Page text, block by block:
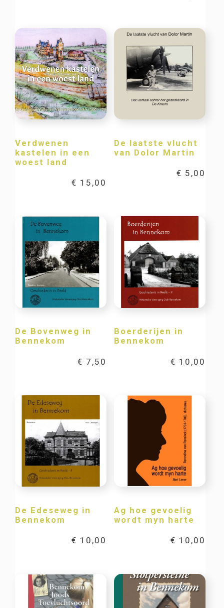
Verdwenen
kastelen in een
woest land
€ 15,00
De laatste vlucht
van Dolor Martin
€ 5,00
De Bovenweg in
Bennekom
€ 7,50
Boerderijen in
Bennekom
€ 10,00
De Edeseweg in
Bennekom
€ 10,00
Ag hoe gevoelig
wordt myn harte
€ 10,00